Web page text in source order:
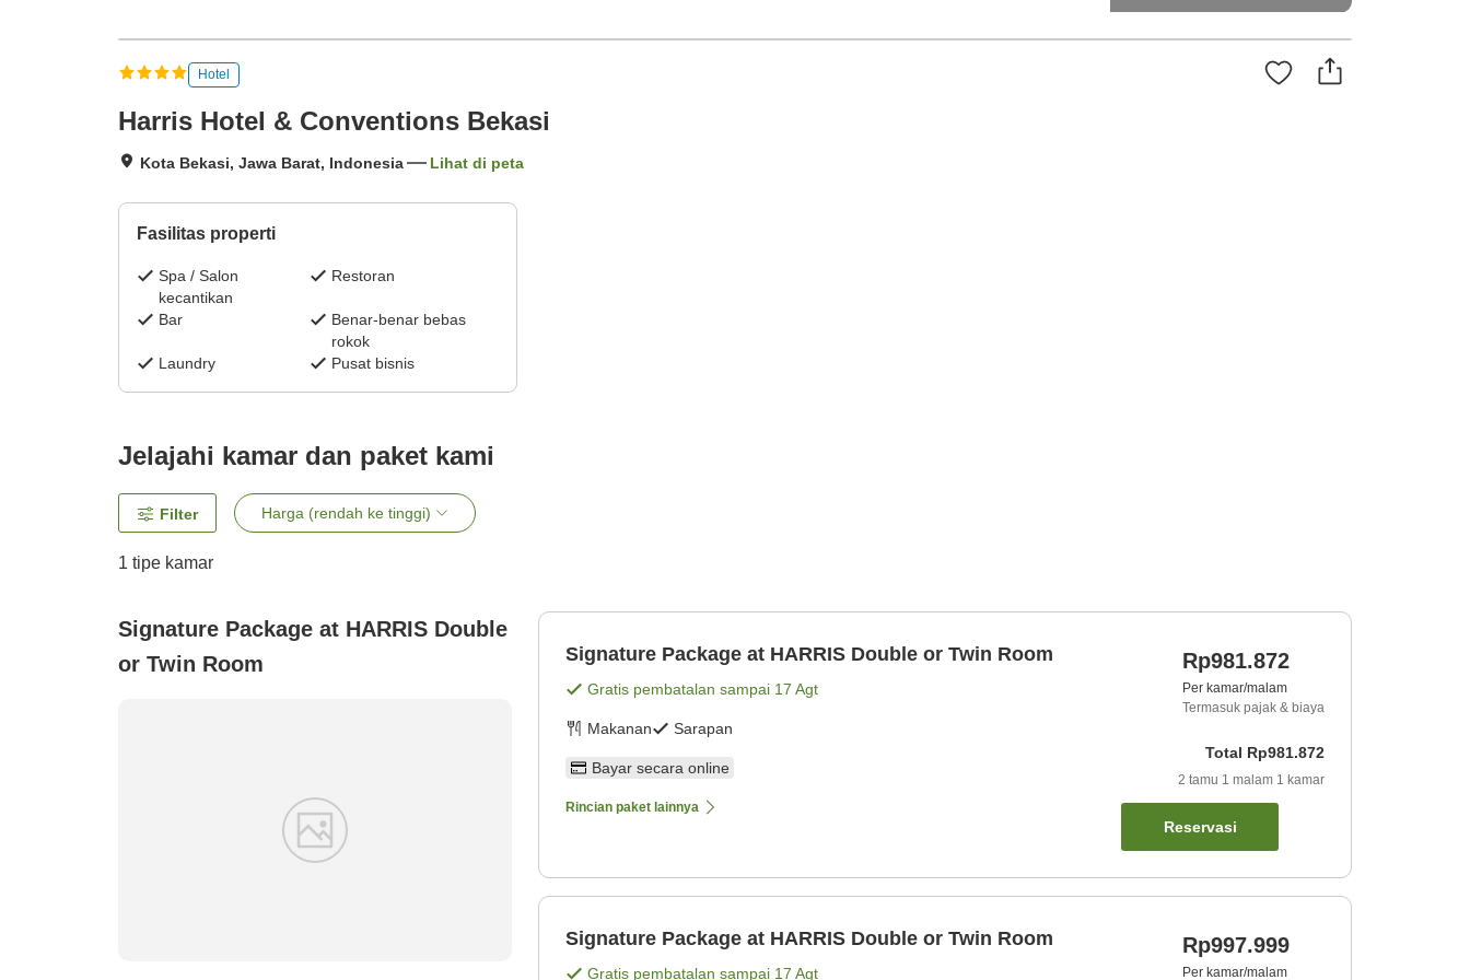
Hotel
Harris Hotel & Conventions Bekasi
Kota Bekasi, Jawa Barat, Indonesia Lihat di peta
Fasilitas properti
Spa / Salon
kecantikan
Restoran
Bar
Benar-benar bebas
rokok
Laundry
Pusat bisnis
Jelajahi kamar dan paket kami
Filter Harga (rendah ke tinggi)
1 tipe kamar
Signature Package at HARRIS Double
or Twin Room
Signature Package at HARRIS Double or Twin Room
Gratis pembatalan sampai 17 Agt
Makanan Sarapan
Bayar secara online
Rincian paket lainnya
Rp981.872
Per kamar/malam
Termasuk pajak & biaya
Total Rp981.872
2 tamu 1 malam 1 kamar
Reservasi
Signature Package at HARRIS Double or Twin Room
Gratis pembatalan sampai 17 Agt
Rp997.999
Per kamar/malam